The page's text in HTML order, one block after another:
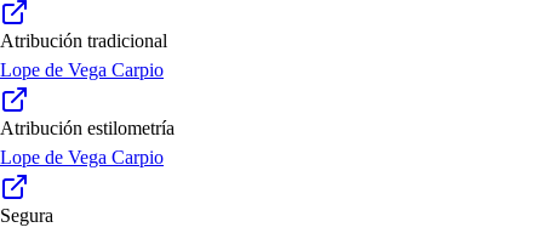
Atribución tradicional
Lope de Vega Carpio
Atribución estilometría
Lope de Vega Carpio
Segura